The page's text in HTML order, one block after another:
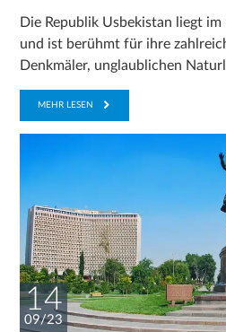
Die Republik Usbekistan liegt
und ist berühmt für ihre
Denkmäler, unglaublichen
MEHR LESEN
14
09/23